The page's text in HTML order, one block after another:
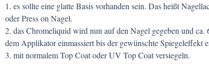
1. es sollte eine glatte Basis vorhanden sein. Das heißt
oder Press on Nagel.
2. das Chromeliquid wird nun auf den Nagel gegeben und ca.
dem Applikator einmassiert bis der gewünschte Spiegeleffekt
3. mit normalem Top Coat oder UV Top Coat versiegeln.